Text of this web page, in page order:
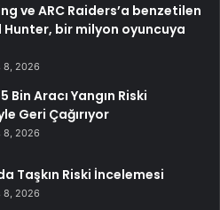
ve ARC Raiders’a benzetilen
bir milyon oyuncuya
8, 2026
Bin Aracı Yangın Riski
Geri Çağırıyor
8, 2026
Taşkın Riski İncelemesi
8, 2026